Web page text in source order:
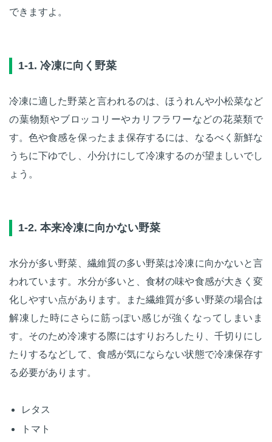
できますよ。
1-1. 冷凍に向く野菜
冷凍に適した野菜と言われるのは、ほうれんや小松菜など
の葉物類やブロッコリーやカリフラワーなどの花菜類で
す。色や食感を保ったまま保存するには、なるべく新鮮な
うちに下ゆでし、小分けにして冷凍するのが望ましいでし
ょう。
1-2. 本来冷凍に向かない野菜
水分が多い野菜、繊維質の多い野菜は冷凍に向かないと言
われています。水分が多いと、食材の味や食感が大きく変
化しやすい点があります。また繊維質が多い野菜の場合は
解凍した時にさらに筋っぽい感じが強くなってしまいま
す。そのため冷凍する際にはすりおろしたり、千切りにし
たりするなどして、食感が気にならない状態で冷凍保存す
る必要があります。
レタス
トマト